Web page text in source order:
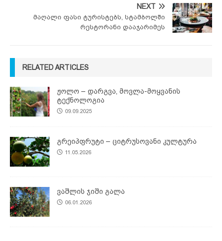
NEXT
მაღალი ფასი ტურისტებს, სტამბოლში
რესტორანი დააჯარიმეს
RELATED ARTICLES
ჟოლო – დარგვა, მოვლა-მოყვანის
ტექნოლოგია
09.09.2025
გრეიპფრუტი – ციტრუსოვანი კულტურა
11.05.2026
ვაშლის ჯიში გალა
06.01.2026